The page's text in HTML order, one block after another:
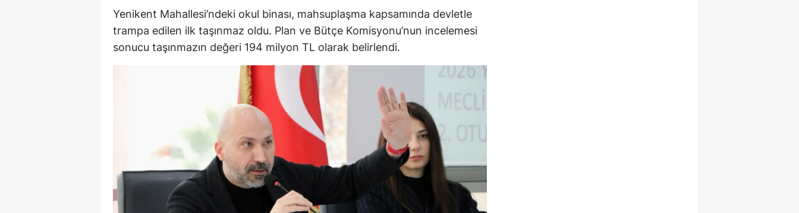
Kilis
Osmaniye
Düzce
Yenikent Mahallesi’ndeki okul binası, mahsuplaşma kapsamında devletle
trampa edilen ilk taşınmaz oldu. Plan ve Bütçe Komisyonu’nun incelemesi
sonucu taşınmazın değeri 194 milyon TL olarak belirlendi.